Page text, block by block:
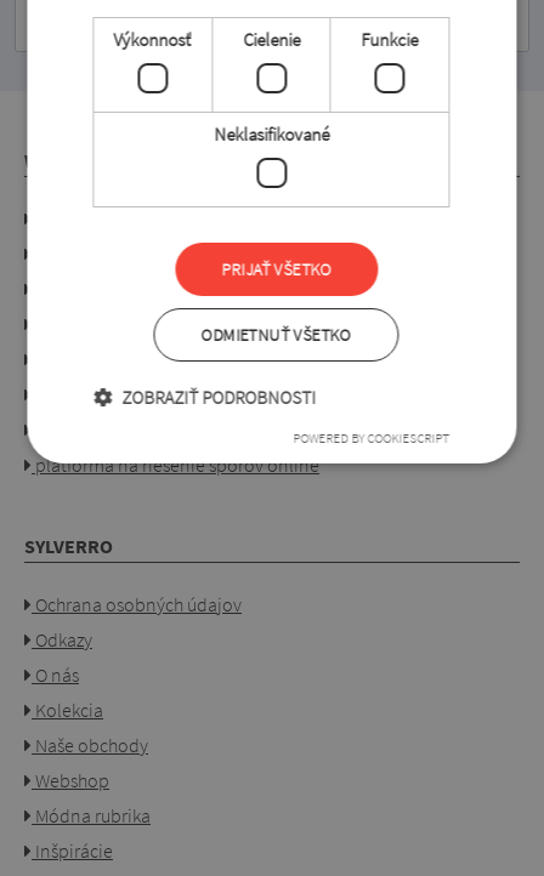
WEBSHOP
Spracovanie osobných údajov
Práva spotrebiteľa
Všeobecné zmluvné podmienky
Obchodné podmienky
Objednávanie a platba
platforma na riešenie sporov online
SYLVERRO
Ochrana osobných údajov
Odkazy
O nás
Kolekcia
Naše obchody
Webshop
Módna rubrika
Inšpirácie
Výkonnosť Cielenie Funkcie
Neklasifikované
PRIJAŤ VŠETKO
ODMIETNUŤ VŠETKO
ZOBRAZIŤ PODROBNOSTI
POWERED BY COOKIESCRIPT